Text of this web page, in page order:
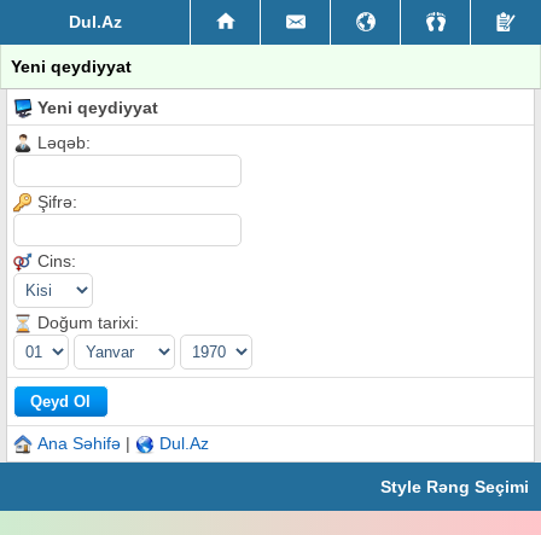
Dul.Az
Yeni qeydiyyat
Yeni qeydiyyat
Ləqəb:
Şifrə:
Cins:
Doğum tarixi:
Ana Səhifə | Dul.Az
Style Rəng Seçimi